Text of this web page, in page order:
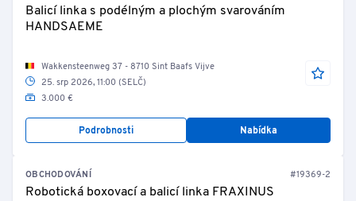
Balicí linka s podélným a plochým svarováním
HANDSAEME
Wakkensteenweg 37 - 8710 Sint Baafs Vijve
25. srp 2026, 11:00 (SELČ)
3.000 €
Podrobnosti Nabídka
OBCHODOVÁNÍ #19369-2
Robotická boxovací a balicí linka FRAXINUS